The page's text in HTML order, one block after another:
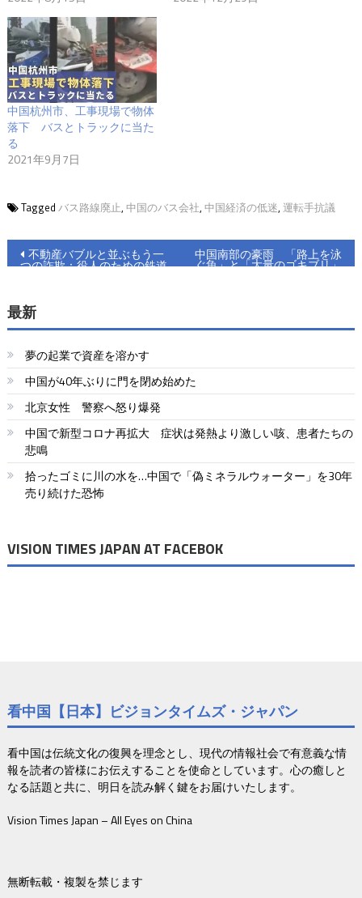
中国杭州市、工事現場で物体
落下 バスとトラックに当た
る
2021年9月7日
Tagged バス路線廃止, 中国のバス会社, 中国経済の低迷, 運転手抗議
投
ナ
ビ
ゲ
ー
シ
ョ
ン
不動産バブルと並ぶもう一
つの詐欺：役人のための鉄道
中国南部の豪雨 「路上を泳
ぐ魚」と「大量のゴキブリ」
最新
夢の起業で資産を溶かす
中国が40年ぶりに門を閉め始めた
北京女性 警察へ怒り爆発
中国で新型コロナ再拡大 症状は発熱より激しい咳、患者たちの
悲鳴
拾ったゴミに川の水を…中国で「偽ミネラルウォーター」を30年
売り続けた恐怖
VISION TIMES JAPAN AT FACEBOK
看中国【日本】ビジョンタイムズ・ジャパン
看中国は伝統文化の復興を理念とし、現代の情報社会で有意義な情
報を読者の皆様にお伝えすることを使命としています。心の癒しと
なる話題と共に、明日を読み解く鍵をお届けいたします。
Vision Times Japan – All Eyes on China
無断転載・複製を禁じます